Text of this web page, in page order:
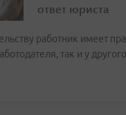
ответ юриста
работник имеет
так и у